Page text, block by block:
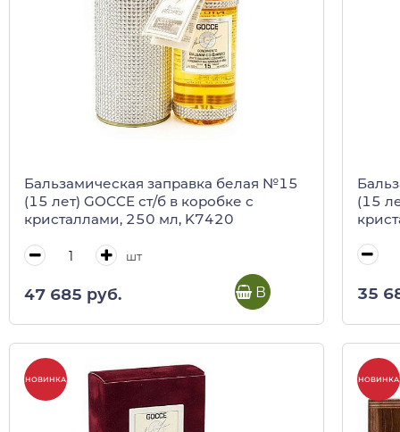
Бальзамическая заправка белая №15
(15 лет) GOCCE ст/б в коробке с
кристаллами, 250 мл, K7420
шт
47 685 руб. В корзину
(15
35
НОВИНКА НОВИНКА